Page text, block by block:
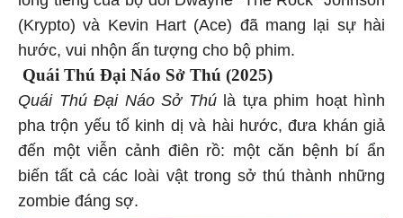
(Krypto) và Kevin Hart (Ace) đã mang lại sự hài
hước, vui nhộn ấn tượng cho bộ phim.
Quái Thú Đại Náo Sở Thú (2025)
Quái Thú Đại Náo Sở Thú là tựa phim hoạt hình
pha trộn yếu tố kinh dị và hài hước, đưa khán giả
đến một viễn cảnh điên rồ: một căn bệnh bí ẩn
biến tất cả các loài vật trong sở thú thành những
zombie đáng sợ.